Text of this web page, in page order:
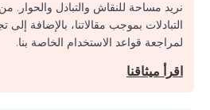
نريد مساحة للنقاش والتبادل
التبادلات بموجب مقالاتنا، بالإضافة
لمراجعة قواعد الاستخدام الخاصة بنا.
اقرأ ميثاقنا